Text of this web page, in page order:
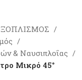
& Ναυσιπλοΐας
Μικρό 45°